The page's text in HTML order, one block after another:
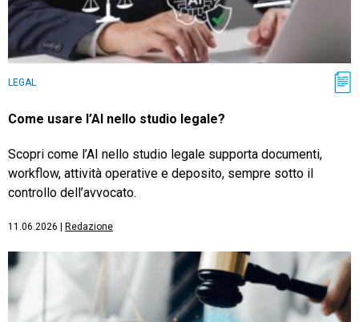
LEGAL
Come usare l’AI nello studio legale?
Scopri come l’AI nello studio legale supporta documenti,
workflow, attività operative e deposito, sempre sotto il
controllo dell’avvocato.
11.06.2026 Redazione